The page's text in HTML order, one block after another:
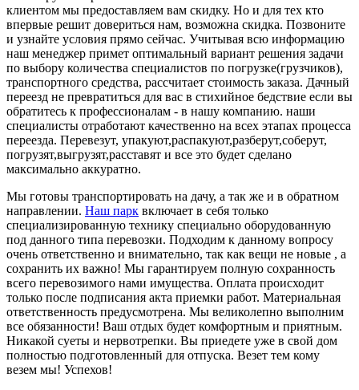
клиентом мы предоставляем вам скидку. Но и для тех кто
впервые решит довериться нам, возможна скидка. Позвоните
и узнайте условия прямо сейчас. Учитывая всю информацию
наш менеджер примет оптимальный вариант решения задачи
по выбору количества специалистов по погрузке(грузчиков),
транспортного средства, рассчитает стоимость заказа. Дачный
переезд не превратиться для вас в стихийное бедствие если вы
обратитесь к профессионалам - в нашу компанию. наши
специалисты отработают качественно на всех этапах процесса
переезда. Перевезут, упакуют,распакуют,разберут,соберут,
погрузят,выгрузят,расставят и все это будет сделано
максимально аккуратно.
Мы готовы транспортировать на дачу, а так же и в обратном
направлении. Наш парк включает в себя только
специализированную технику специально оборудованную
под данного типа перевозки. Подходим к данному вопросу
очень ответственно и внимательно, так как вещи не новые , а
сохранить их важно! Мы гарантируем полную сохранность
всего перевозимого нами имущества. Оплата происходит
только после подписания акта приемки работ. Материальная
ответственность предусмотрена. Мы великолепно выполним
все обязанности! Ваш отдых будет комфортным и приятным.
Никакой суеты и нервотрепки. Вы приедете уже в свой дом
полностью подготовленный для отпуска. Везет тем кому
везем мы! Успехов!